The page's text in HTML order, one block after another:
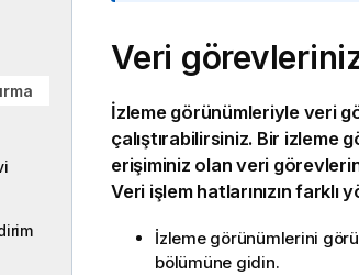
Veri
İzleme görünümleriyle veri
çalıştırabilirsiniz. Bir izleme
erişiminiz olan veri
Veri işlem hatlarınızın
İzleme görünümlerini
bölümüne gidin.